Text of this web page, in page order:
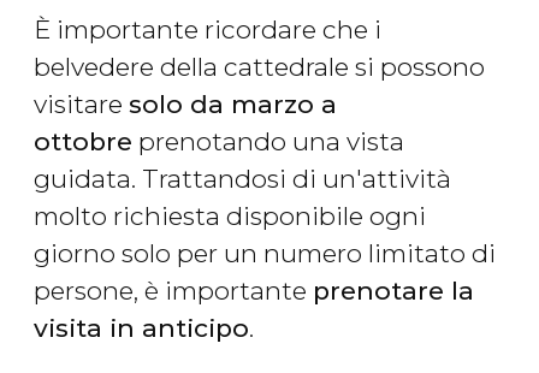
È importante ricordare che i
belvedere della cattedrale si possono
visitare solo da marzo a
ottobre prenotando una vista
guidata. Trattandosi di un'attività
molto richiesta disponibile ogni
giorno solo per un numero limitato di
persone, è importante prenotare la
visita in anticipo.